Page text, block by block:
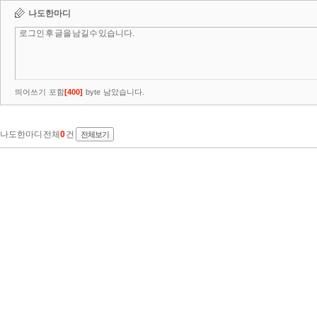
나도한마디
띄어쓰기 포함[400] byte 남았습니다.
나도한마디 전체 0건 전체보기